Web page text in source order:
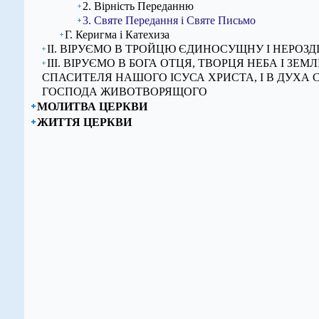
2. Вірність Переданню
3. Святе Передання і Святе Письмо
Г. Керигма і Катехиза
ІІ. ВІРУЄМО В ТРОЙЦЮ ЄДИНОСУЩНУ І
ІІІ. ВІРУЄМО В БОГА ОТЦЯ, ТВОРЦЯ НЕБА І
СПАСИТЕЛЯ НАШОГО ІСУСА ХРИСТА, І В ДУХА
ГОСПОДА ЖИВОТВОРЯЩОГО
МОЛИТВА ЦЕРКВИ
ЖИТТЯ ЦЕРКВИ